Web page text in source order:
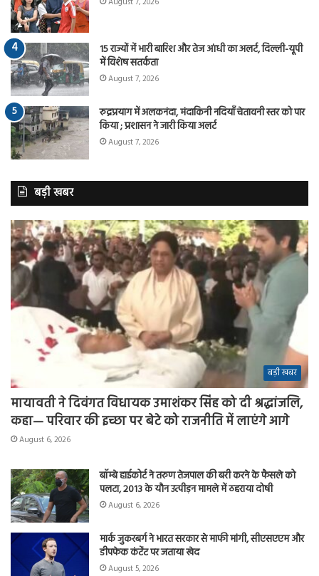
15 राज्यों में भारी बारिश और तेज आंधी का अलर्ट, दिल्ली-यूपी
में विशेष सतर्कता
August 7, 2026
रुद्रप्रयाग में अलकनंदा, मंदाकिनी नदियाँ चेतावनी स्तर को पार
किया ; प्रशासन ने जारी किया अलर्ट
August 7, 2026
बड़ी खबर
बड़ी खबर
मायावती ने दिवंगत विधायक उमाशंकर सिंह को दी श्रद्धांजलि,
कहा— परिवार की इच्छा पर बेटे को राजनीति में लाएंगे आगे
August 6, 2026
बॉम्बे हाईकोर्ट ने तरुण तेजपाल की बरी करने के फैसले को
पलटा, 2013 के यौन उत्पीड़न मामले में ठहराया दोषी
August 6, 2026
मार्क जुकरबर्ग ने भारत सरकार से माफी मांगी, सीएसएएम और
डीपफेक कंटेंट पर जताया खेद
August 5, 2026